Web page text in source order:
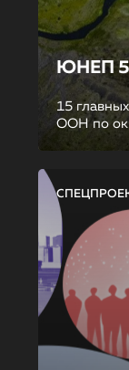
ЮНЕП
15
ООН по